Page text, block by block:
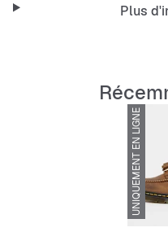
Plus
UNIQUEMENT EN LIGNE